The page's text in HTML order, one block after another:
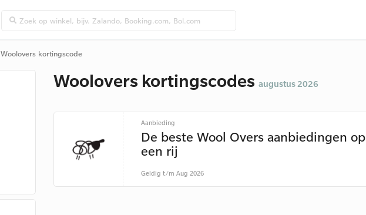
Woolovers kortingscode
Woolovers kortingscodes augustus 2026
Aanbieding
De beste Wool Overs aanbiedingen op
een rij
Geldig t/m Aug 2026